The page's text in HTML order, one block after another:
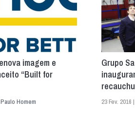
imagem e
“Built for
Paulo Homem
Grupo
23 Fev. 2016